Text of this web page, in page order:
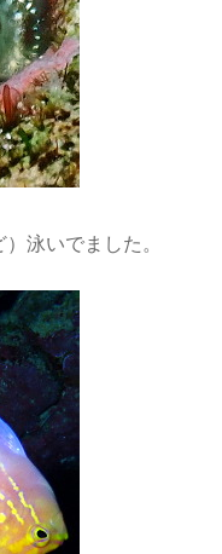
泳いでました。